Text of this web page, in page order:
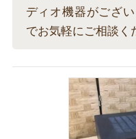
ディオ機器がござ
でお気軽にご相談く